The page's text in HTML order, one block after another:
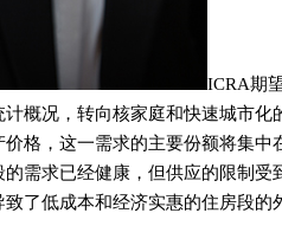
ICRA期
概况，转向核家庭和快速城市
格，这一需求的主要份额将集
需求已经健康，但供应的限制
了低成本和经济实惠的住房段的